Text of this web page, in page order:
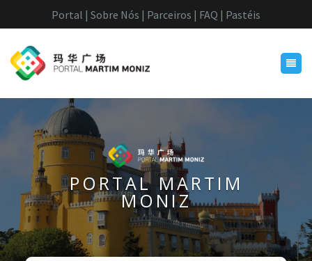
Portal | Sobre Nós | Parceiros | FAQ | Pastéis
PORTAL MARTIM
MONIZ